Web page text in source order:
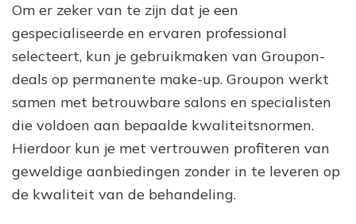
Om er zeker van te zijn dat je een
gespecialiseerde en ervaren professional
selecteert, kun je gebruikmaken van Groupon-
deals op permanente make-up. Groupon werkt
samen met betrouwbare salons en specialisten
die voldoen aan bepaalde kwaliteitsnormen.
Hierdoor kun je met vertrouwen profiteren van
geweldige aanbiedingen zonder in te leveren op
de kwaliteit van de behandeling.